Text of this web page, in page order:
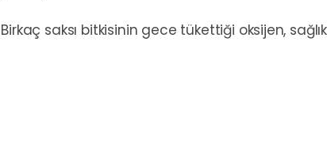
saksı bitkisinin gece tükettiği oksijen,